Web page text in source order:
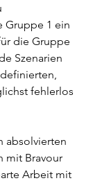
Gruppe 1 ein
die Gruppe
Szenarien
fehlerlos
absolvierten
mit Bravour
Arbeit mit